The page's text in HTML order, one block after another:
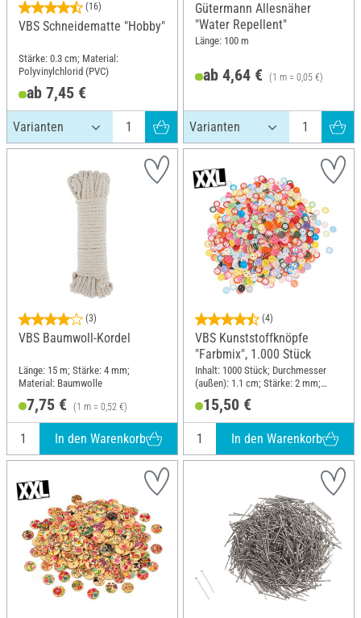
(16)
VBS Schneidematte "Hobby"
Stärke: 0.3 cm; Material:
Polyvinylchlorid (PVC)
ab 7,45 €
Gütermann Allesnäher
"Water Repellent"
Länge: 100 m
ab 4,64 € (1 m = 0,05 €)
(3)
VBS Baumwoll-Kordel
Länge: 15 m; Stärke: 4 mm;
Material: Baumwolle
7,75 € (1 m = 0,52 €)
In den Warenkorb
(4)
VBS Kunststoffknöpfe
"Farbmix", 1.000 Stück
Inhalt: 1000 Stück; Durchmesser
(außen): 1.1 cm; Stärke: 2 mm;
15,50 €
In den Warenkorb